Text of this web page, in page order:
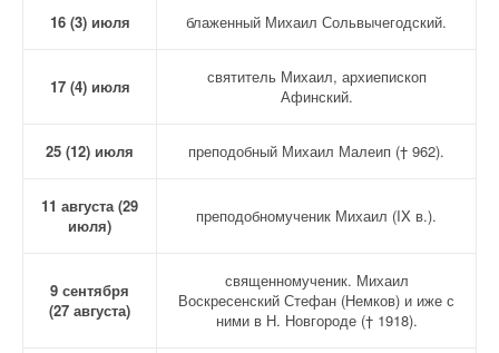
16 (3) июля блаженный Михаил Сольвычегодский.
17 (4) июля
святитель Михаил, архиепископ
Афинский.
25 (12) июля преподобный Михаил Малеип († 962).
11 августа (29
июля)
преподобномученик Михаил (IX в.).
9 сентября
(27 августа)
священномученик. Михаил
Воскресенский Стефан (Немков) и иже с
ними в Н. Новгороде († 1918).